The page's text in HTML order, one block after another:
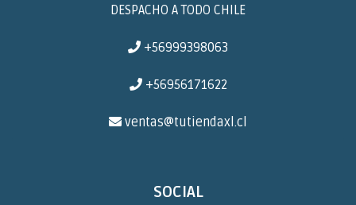
DESPACHO A TODO CHILE
+56999398063
+56956171622
ventas@tutiendaxl.cl
SOCIAL